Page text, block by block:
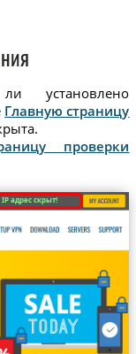
установлено
Главную страницу
проверки
адрес скрыт!